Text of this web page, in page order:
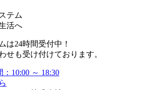
テム
活へ
は24時間受付中！
せも受け付けております。
：10:00 ～ 18:30